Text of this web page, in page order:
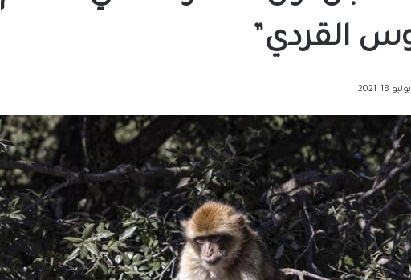
القردي”
يوليو 18, 2021